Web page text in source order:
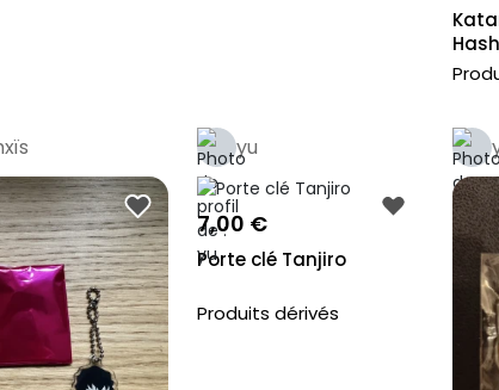
yu
7,00 €
Porte clé Tanjiro
Produits dérivés